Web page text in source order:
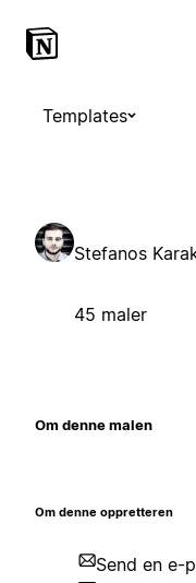
Templates
Stefanos
45 maler
Om denne malen
Om denne oppretteren
Send en e-